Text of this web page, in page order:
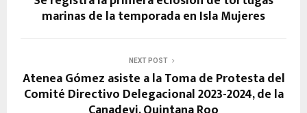
marinas de la temporada en Isla Mujeres
NEXT POST
Atenea Gómez asiste a la Toma de Protesta del
Comité Directivo Delegacional 2023-2024, de la